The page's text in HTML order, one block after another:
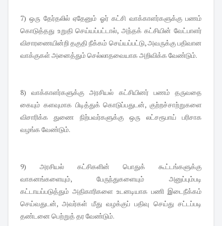
7) ஒரு தேர்தலில் ஏதேனும் ஓர் கட்சி வாக்காளர்களுக்கு பணம்
கொடுத்தது உறுதி செய்யப்பட்டால், அந்தக் கட்சியின் வேட்பாளர்
விசாரணையின்றி தகுதி நீக்கம் செய்யப்பட்டு, அவருக்கு பதிவான
வாக்குகள் அனைத்தும் செல்லாதவையாக அறிவிக்க வேண்டும்.
8) வாக்காளர்களுக்கு அரசியல் கட்சியினர் பணம் தருவதை
கையும் களவுமாக பிடித்துக் கொடுப்பதுடன், குற்றச்சாற்றுகளை
விசாரிக்க துணை நிற்பவர்களுக்கு ஒரு லட்சரூபாய் பரிசாக
வழங்க வேண்டும்.
9) அரசியல் கட்சிகளின் பொதுக் கூட்டங்களுக்கு
வாகனங்களையும், பேருந்துகளையும் அனுப்பும்படி
கட்டாயப்படுத்தும் அதிகாரிகளை உடனடியாக பணி இடைநீக்கம்
செய்வதுடன், அவர்கள் மீது வழக்குப் பதிவு செய்து சட்டப்படி
தண்டனை பெற்றுத் தர வேண்டும்.